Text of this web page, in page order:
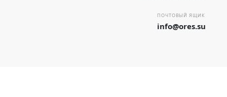
ПОЧТОВЫЙ ЯЩИК
info@ores.su